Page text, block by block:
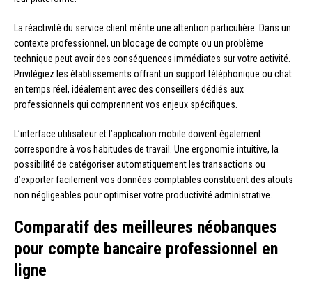
La réactivité du service client mérite une attention particulière. Dans un
contexte professionnel, un blocage de compte ou un problème
technique peut avoir des conséquences immédiates sur votre activité.
Privilégiez les établissements offrant un support téléphonique ou chat
en temps réel, idéalement avec des conseillers dédiés aux
professionnels qui comprennent vos enjeux spécifiques.
L’interface utilisateur et l’application mobile doivent également
correspondre à vos habitudes de travail. Une ergonomie intuitive, la
possibilité de catégoriser automatiquement les transactions ou
d’exporter facilement vos données comptables constituent des atouts
non négligeables pour optimiser votre productivité administrative.
Comparatif des meilleures néobanques
pour compte bancaire professionnel en
ligne